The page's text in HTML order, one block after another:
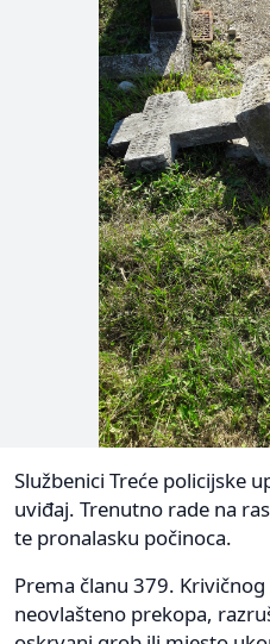
Službenici Treće policijske
uviđaj. Trenutno rade na
te pronalasku počinoca.
Prema članu 379.
neovlašteno prekopa,